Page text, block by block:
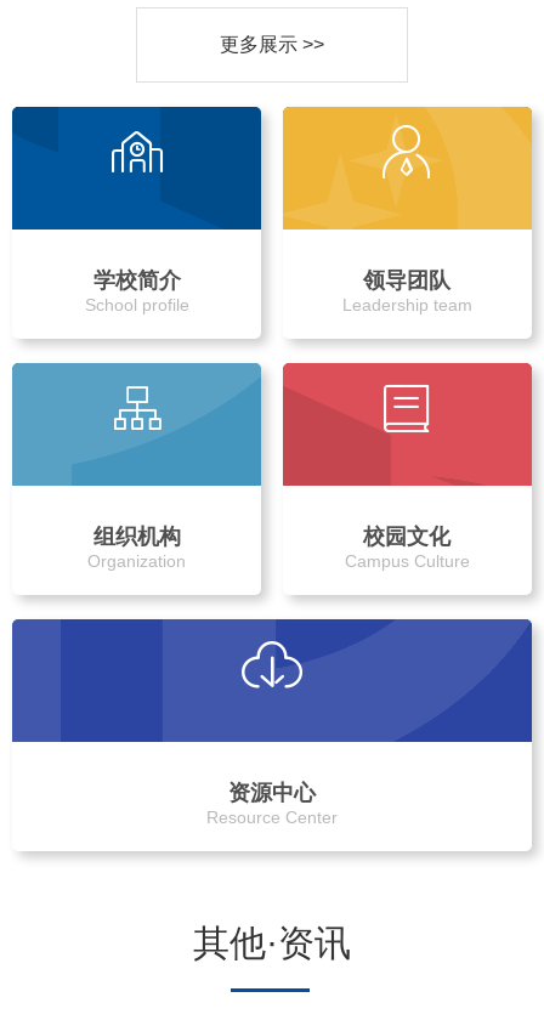
更多展示 >>
学校简介
School profile
领导团队
Leadership team
组织机构
Organization
校园文化
Campus Culture
资源中心
Resource Center
其他·资讯